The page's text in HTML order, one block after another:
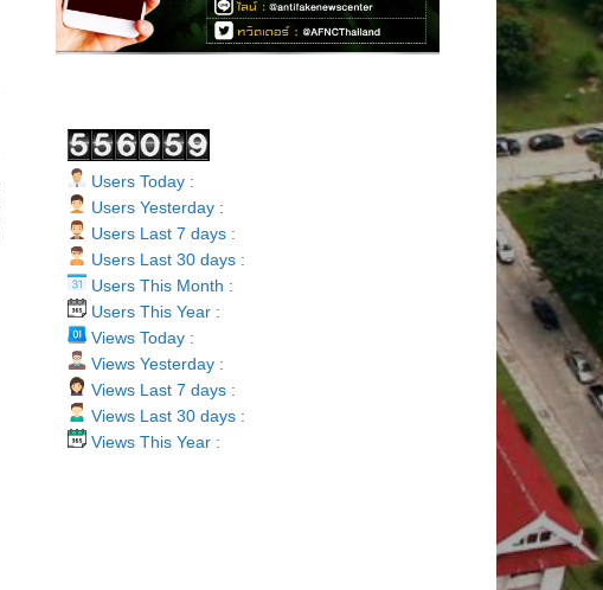
Users Today :
Users Yesterday :
Users Last 7 days :
Users Last 30 days :
Users This Month :
Users This Year :
Views Today :
Views Yesterday :
Views Last 7 days :
Views Last 30 days :
Views This Year :